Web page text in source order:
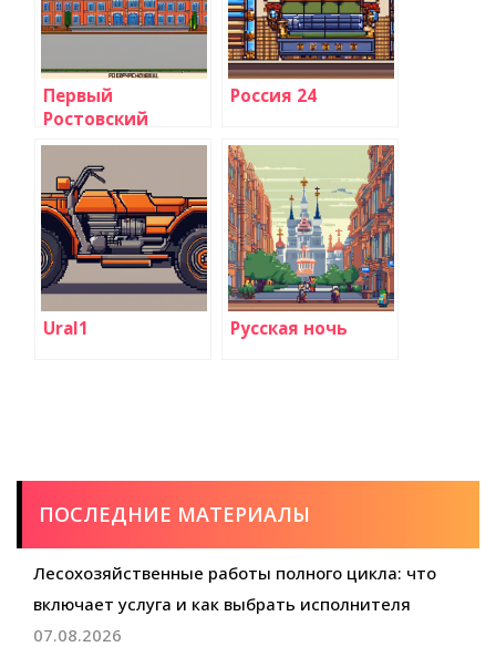
Первый
Ростовский
Россия 24
Ural1 Русская ночь
ПОСЛЕДНИЕ МАТЕРИАЛЫ
Лесохозяйственные работы полного цикла: что
включает услуга и как выбрать исполнителя
07.08.2026